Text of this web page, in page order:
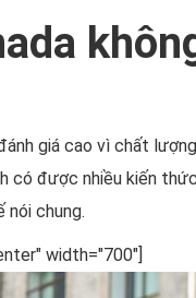
giá cao vì chất
có được nhiều kiến
nói chung.
width="700"]